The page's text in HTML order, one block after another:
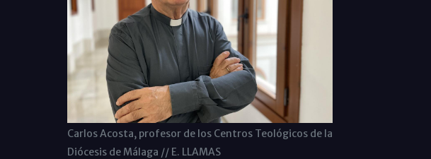
Carlos Acosta, profesor de los Centros Teológicos de la
Diócesis de Málaga // E. LLAMAS